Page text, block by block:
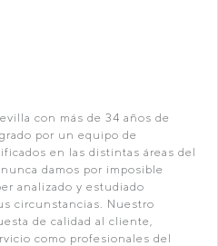
con más de 34 años de
por un equipo de
en las distintas áreas del
damos por imposible
analizado y estudiado
circunstancias. Nuestro
de calidad al cliente,
como profesionales del